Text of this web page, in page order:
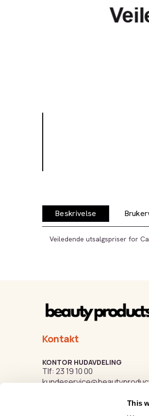
This
Beskrivelse
Veiledende utsalgspriser for
Kontakt
KONTOR HUDAVDELING
Tlf: 23 19 10 00